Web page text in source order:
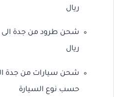
ريال
ريال
شحن سيارات من جدة الى
حسب نوع السيارة